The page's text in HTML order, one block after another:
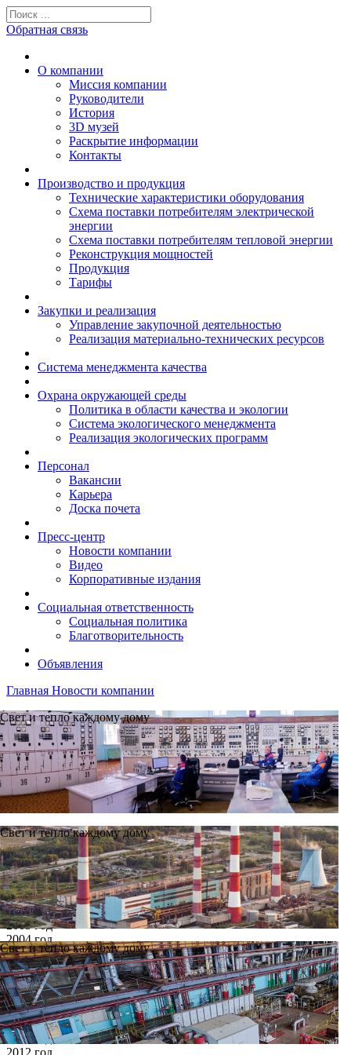
Обратная связь
О компании
Миссия компании
Руководители
История
3D музей
Раскрытие информации
Контакты
Производство и продукция
Технические характеристики оборудования
Схема поставки потребителям электрической
энергии
Схема поставки потребителям тепловой энергии
Реконструкция мощностей
Продукция
Тарифы
Закупки и реализация
Управление закупочной деятельностью
Реализация материально-технических ресурсов
Система менеджмента качества
Охрана окружающей среды
Политика в области качества и экологии
Система экологического менеджмента
Реализация экологических программ
Персонал
Вакансии
Карьера
Доска почета
Пресс-центр
Новости компании
Видео
Корпоративные издания
Социальная ответственность
Социальная политика
Благотворительность
Объявления
Главная Новости компании
Свет и тепло каждому дому
Свет и тепло каждому дому
Свет и тепло каждому дому
Новости
Архив
Все годы
2002 год
2003 год
2004 год
2005 год
2006 год
2007 год
2008 год
2009 год
2010 год
2011 год
2012 год